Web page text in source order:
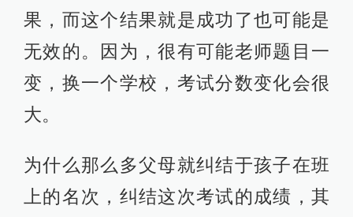
果，而这个结果就是成功了也可能是
无效的。因为，很有可能老师题目一
变，换一个学校，考试分数变化会很
大。
为什么那么多父母就纠结于孩子在班
上的名次，纠结这次考试的成绩，其